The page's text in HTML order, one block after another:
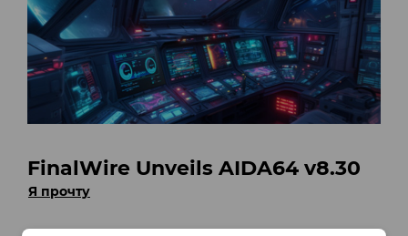
FinalWire Unveils AIDA64 v8.30
Я прочту